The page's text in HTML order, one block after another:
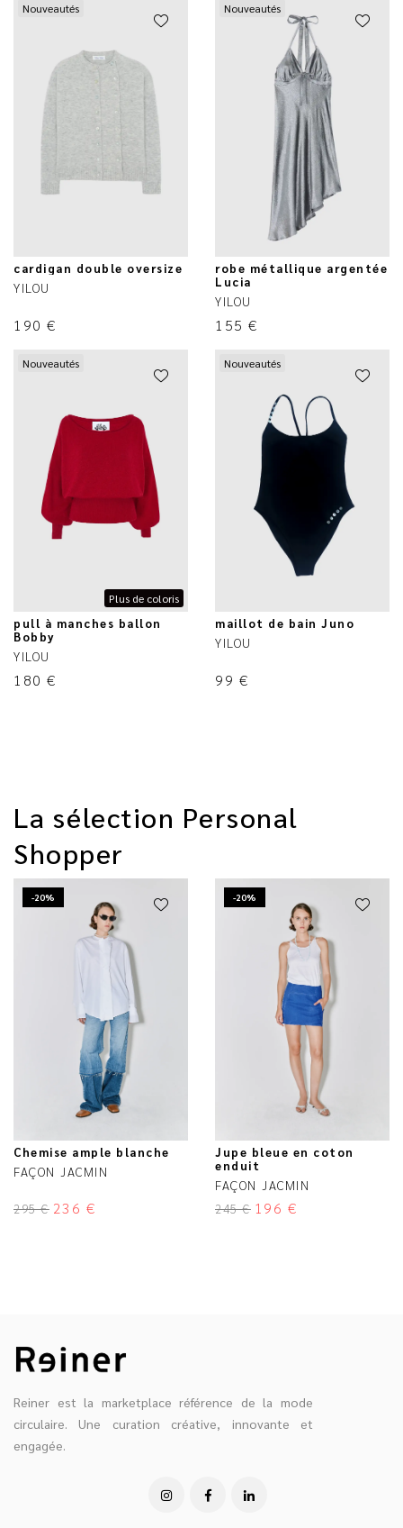
Nouveautés
cardigan double oversize
YILOU
190 €
Nouveautés
robe métallique argentée
Lucia
YILOU
155 €
Plus de coloris
Nouveautés
pull à manches ballon
Bobby
YILOU
180 €
Nouveautés
maillot de bain Juno
YILOU
99 €
La sélection Personal
Shopper
-20%
Chemise ample blanche
FAÇON JACMIN
295€ 236 €
-20%
Jupe bleue en coton
enduit
FAÇON JACMIN
245€ 196 €
Reiner est la marketplace référence de la mode
circulaire. Une curation créative, innovante et
engagée.